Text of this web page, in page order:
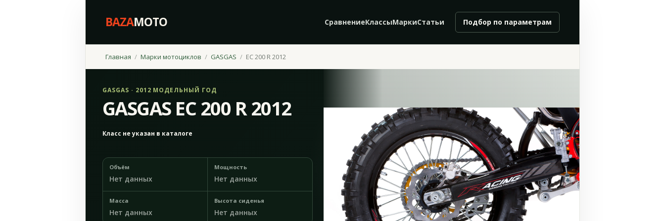
BAZAMOTO СравнениеКлассыМаркиСтатьи Подбор по параметрам
Главная Марки мотоциклов GASGAS EC 200 R 2012
GASGAS · 2012 МОДЕЛЬНЫЙ ГОД
GASGAS EC 200 R 2012
Класс не указан в каталоге
Объём
Нет данных
Мощность
Нет данных
Масса
Нет данных
Высота сиденья
Нет данных